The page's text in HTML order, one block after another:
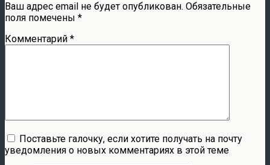
Ваш адрес email не будет опубликован. Обязательные
поля помечены *
Комментарий *
Поставьте галочку, если хотите получать на почту
уведомления о новых комментариях в этой теме